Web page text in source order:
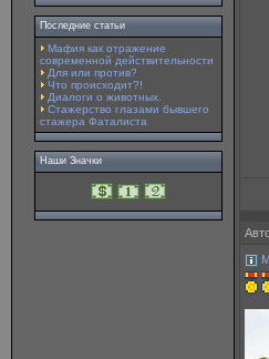
Последние статьи
Мафия как отражение
современной действительности
Для или против?
Что происходит?!
Диалоги о животных.
Стажерство глазами бывшего
стажера Фаталиста
Наши Значки